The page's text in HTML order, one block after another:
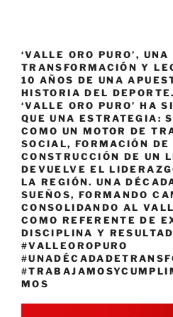
‘VALLE ORO PURO’,
TRANSFORMACIÓN Y
10 AÑOS DE UNA
HISTORIA DEL
‘VALLE ORO PURO’ HA
QUE UNA ESTRATEGIA:
COMO UN MOTOR DE
SOCIAL, FORMACIÓN DE
CONSTRUCCIÓN DE UN
DEVUELVE EL
LA REGIÓN. UNA
SUEÑOS, FORMANDO
CONSOLIDANDO AL
COMO REFERENTE DE
DISCIPLINA Y
#VALLEOROPURO
MOS